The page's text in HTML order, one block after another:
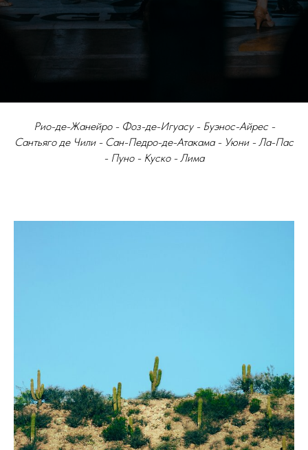
Рио-де-Жанейро - Фоз-де-Игуасу - Буэнос-Айрес -
Сантьяго де Чили - Сан-Педро-де-Атакама - Уюни - Ла-Пас
- Пуно - Куско - Лима